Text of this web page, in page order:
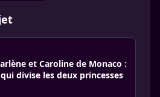
et Caroline de Monaco :
divise les deux princesses